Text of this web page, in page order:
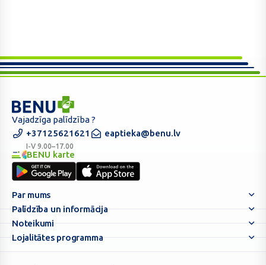
BENU.LV
–
Aptieka
vienmēr
Tev
blakus!
Vajadzīga palīdzība ?
+37125621621
I-V 9.00–17.00
eaptieka@benu.lv
BENU
karte
BENU karte
Par mums
Palīdzība un informācija
Noteikumi
Lojalitātes programma